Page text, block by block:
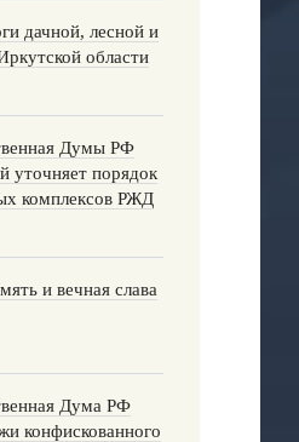
дачной, лесной и
области
Думы РФ
уточняет порядок
комплексов РЖД
и вечная слава
Дума РФ
конфискованного